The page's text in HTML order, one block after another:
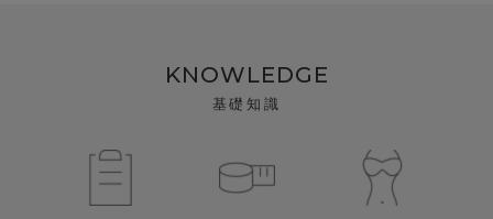
KNOWLEDGE
基礎知識